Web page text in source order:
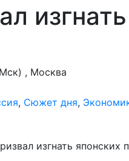
, Москва
, Сюжет дня,
изгнать японских